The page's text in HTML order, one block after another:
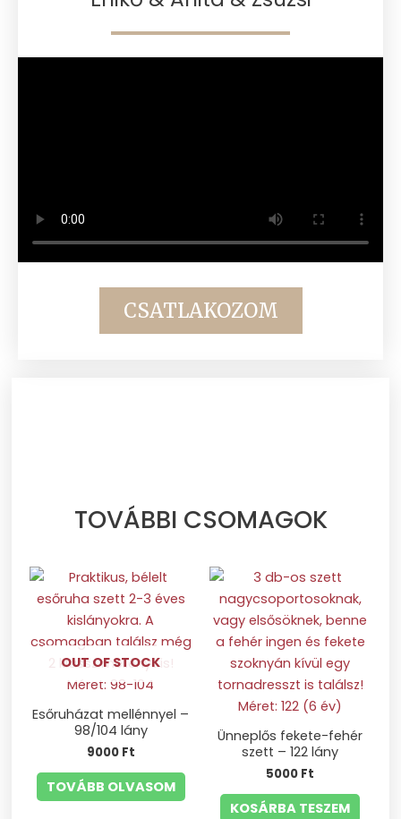
CSATLAKOZOM
TOVÁBBI CSOMAGOK
OUT OF STOCK
Esőruházat mellénnyel –
98/104 lány
9000 Ft
TOVÁBB OLVASOM
Ünneplős fekete-fehér
szett – 122 lány
5000 Ft
KOSÁRBA TESZEM